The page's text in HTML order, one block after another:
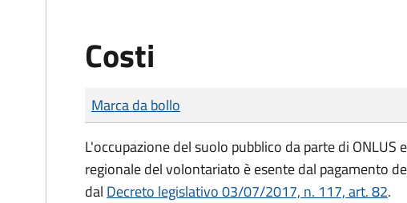
Costi
Tipo di pagamento
Importo
Marca da bollo
L'occupazione del suolo pubblico da parte di ONLUS
regionale del volontariato è esente dal pagamento
dal Decreto legislativo 03/07/2017, n. 117, art. 82.